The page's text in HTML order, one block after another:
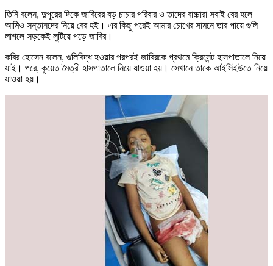
তিনি বলেন, দুপুরের দিকে জাবিরের বড় চাচার পরিবার ও তাদের বাচ্চারা সবাই বের হলে
আমিও সন্তানদের নিয়ে বের হই। এর কিছু পরেই আমার চোখের সামনে তার পায়ে গুলি
লাগলে সড়কেই লুটিয়ে পড়ে জাবির।
কবির হোসেন বলেন, গুলিবিদ্ধ হওয়ার পরপরই জাবিরকে প্রথমে ক্রিসেন্ট হাসপাতালে নিয়ে
যাই। পরে, কুয়েত মৈত্রী হাসপাতালে নিয়ে যাওয়া হয়। সেখানে তাকে আইসিইউতে নিয়ে
যাওয়া হয়।